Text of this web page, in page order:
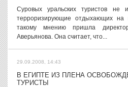
Суровых уральских туристов не
терроризирующие отдыхающих
такому мнению пришла
Аверьянова. Она считает, что...
29.09.2008, 14:43
В ЕГИПТЕ ИЗ ПЛЕНА
ТУРИСТЫ